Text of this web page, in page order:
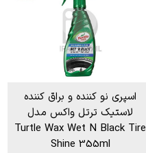
اسپری نو کننده و براق کننده
لاستیک ترتل واکس مدل
Turtle Wax Wet N Black Tire
Shine 355ml